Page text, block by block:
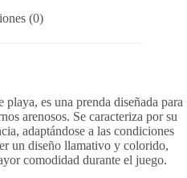
(0)
es una prenda diseñada para
arenosos. Se caracteriza por su
adaptándose a las condiciones
un diseño llamativo y colorido,
comodidad durante el juego.